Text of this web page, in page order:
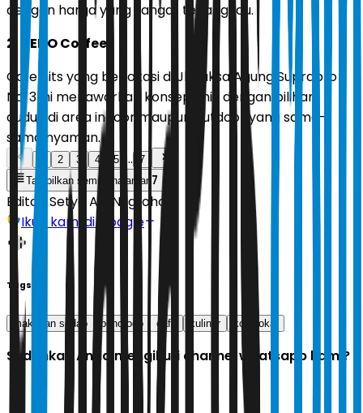
dengan harga yang sangat terjangkau.
2. UENO Coffee
Cafe hits yang berlokasi di Jl. Jaksa Agung Suprapto
No. 3 ini menawarkan konsep unik dengan pilihan
duduk di area indoor maupun outdoor yang sama-
sama nyaman.
2 3 4 5 ...
7
Tampilkan semua halaman 7
Editor: Setyo Adi Nugroho
Ikuti kami di Google
Tags
makanan sedap ponorogo cafe kuliner kopi lokal
Sudahkah Anda mengikuti channel whatsapp kami?